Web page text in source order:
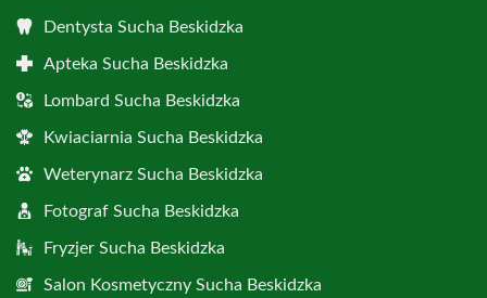
Dentysta Sucha Beskidzka
Apteka Sucha Beskidzka
Lombard Sucha Beskidzka
Kwiaciarnia Sucha Beskidzka
Weterynarz Sucha Beskidzka
Fotograf Sucha Beskidzka
Fryzjer Sucha Beskidzka
Salon Kosmetyczny Sucha Beskidzka